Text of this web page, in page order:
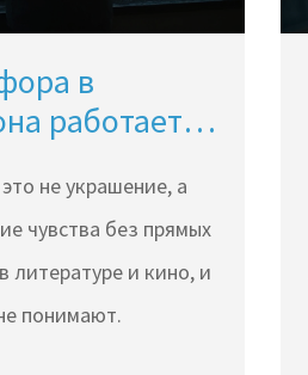
в
работает в
не украшение, а
чувства без прямых
литературе и кино, и
понимают.